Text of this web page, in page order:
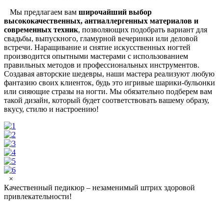
Мы предлагаем вам широчайший выбор
высококачественных, антиаллергенных материалов и
современных техник, позволяющих подобрать вариант для
свадьбы, выпускного, гламурной вечеринки или деловой
встречи. Наращивание и снятие искусственных ногтей
производится опытными мастерами с использованием
правильных методов и профессиональных инструментов.
Создавая авторские шедевры, наши мастера реализуют любую
фантазию своих клиенток, будь это игривые шарики-бульонки
или сияющие стразы на ногти. Мы обязательно подберем вам
такой дизайн, который будет соответствовать вашему образу,
вкусу, стилю и настроению!
×
Качественный педикюр – незаменимый штрих здоровой
привлекательности!